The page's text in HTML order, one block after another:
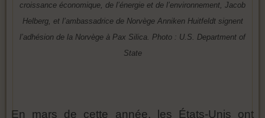
croissance économique, de l’énergie et de l’environnement, Jacob
Helberg, et l’ambassadrice de Norvège Anniken Huitfeldt signent
l’adhésion de la Norvège à Pax Silica. Photo : U.S. Department of
State
En mars de cette année, les États-Unis ont